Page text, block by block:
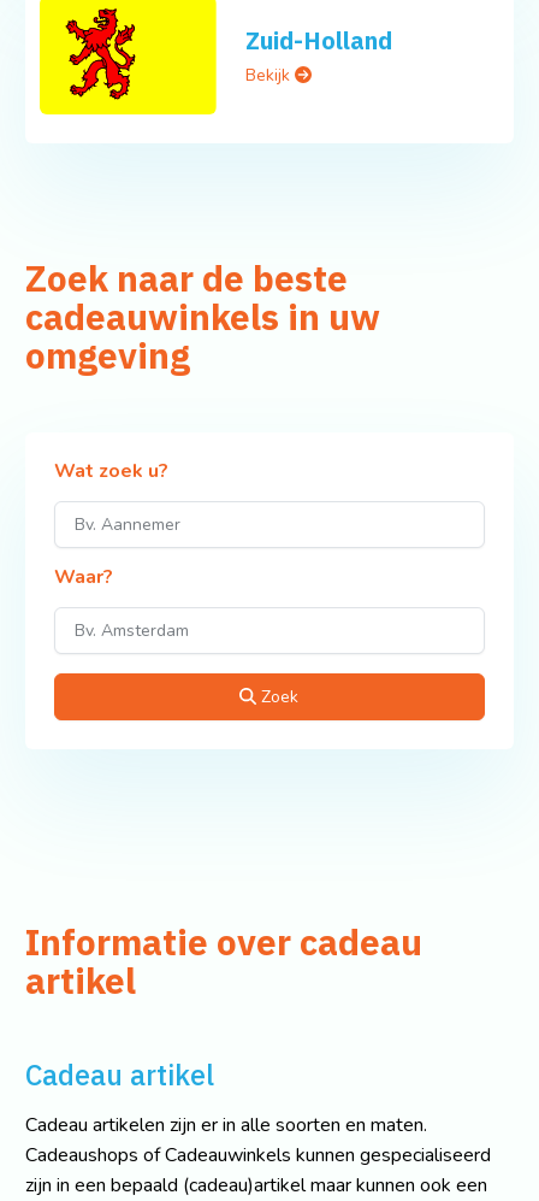
Zuid-Holland
Bekijk
Zoek naar de beste
cadeauwinkels in uw
omgeving
Wat zoek u?
Waar?
Zoek
Informatie over cadeau
artikel
Cadeau artikel
Cadeau artikelen zijn er in alle soorten en maten.
Cadeaushops of Cadeauwinkels kunnen gespecialiseerd
zijn in een bepaald (cadeau)artikel maar kunnen ook een